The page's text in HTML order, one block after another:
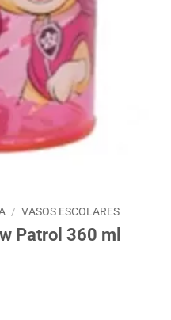
/ VASOS ESCOLARES
Patrol 360 ml